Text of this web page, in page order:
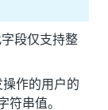
段仅支持整
作的用户的
串值。